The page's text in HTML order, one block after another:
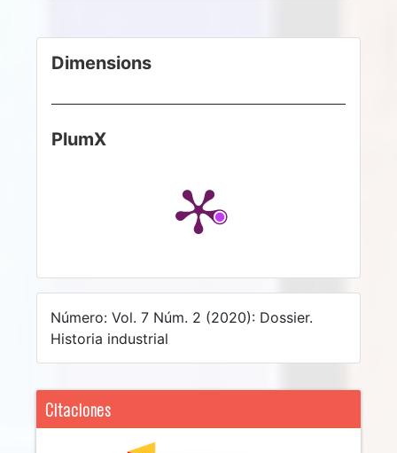
Dimensions
PlumX
Número: Vol. 7 Núm. 2 (2020): Dossier.
Historia industrial
Citaciones